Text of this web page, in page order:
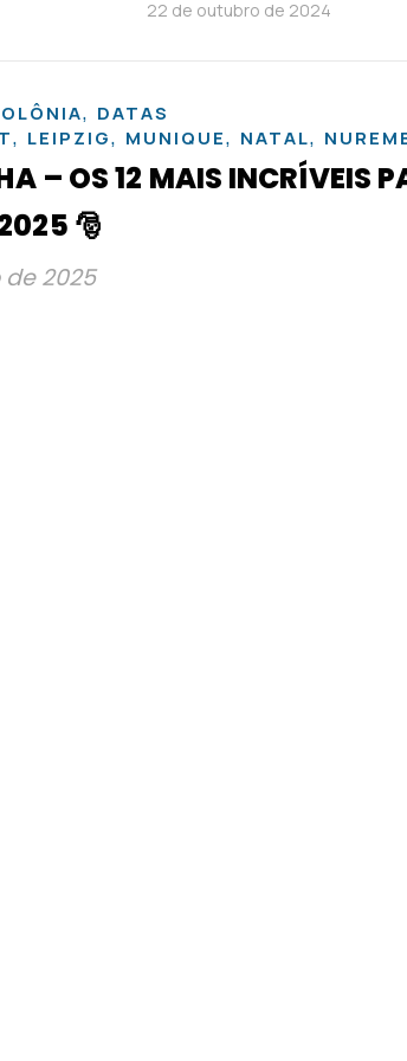
22 de outubro de 2024
, DATAS
, LEIPZIG, MUNIQUE, NATAL,
– OS 12 MAIS INCRÍVEIS
🎅
2025